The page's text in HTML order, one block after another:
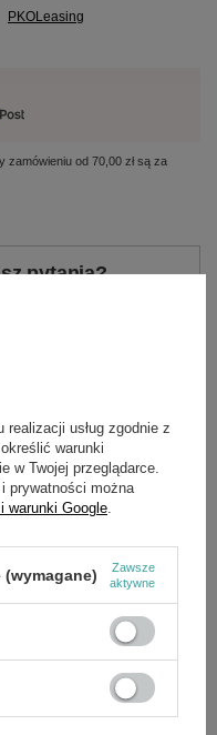
PKOLeasing
zamówieniu od 70,00 złsą za
pytania?
h
z ciasnych miejsc
usług zgodnie z
określić warunki
w Twojej przeglądarce.
prywatności można
warunki Google
Zawsze
aktywne